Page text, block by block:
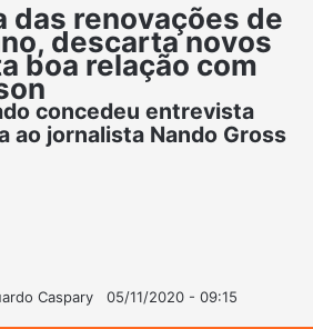
das renovações de
descarta novos
boa relação com
concedeu entrevista
ao jornalista Nando Gross
Caspary
05/11/2020 - 09:15